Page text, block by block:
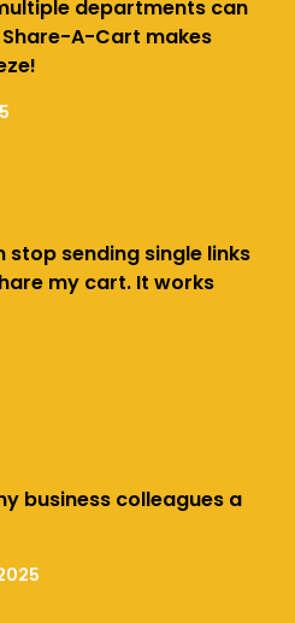
departments can
A-Cart makes
stop sending single links
my cart. It works
business colleagues a